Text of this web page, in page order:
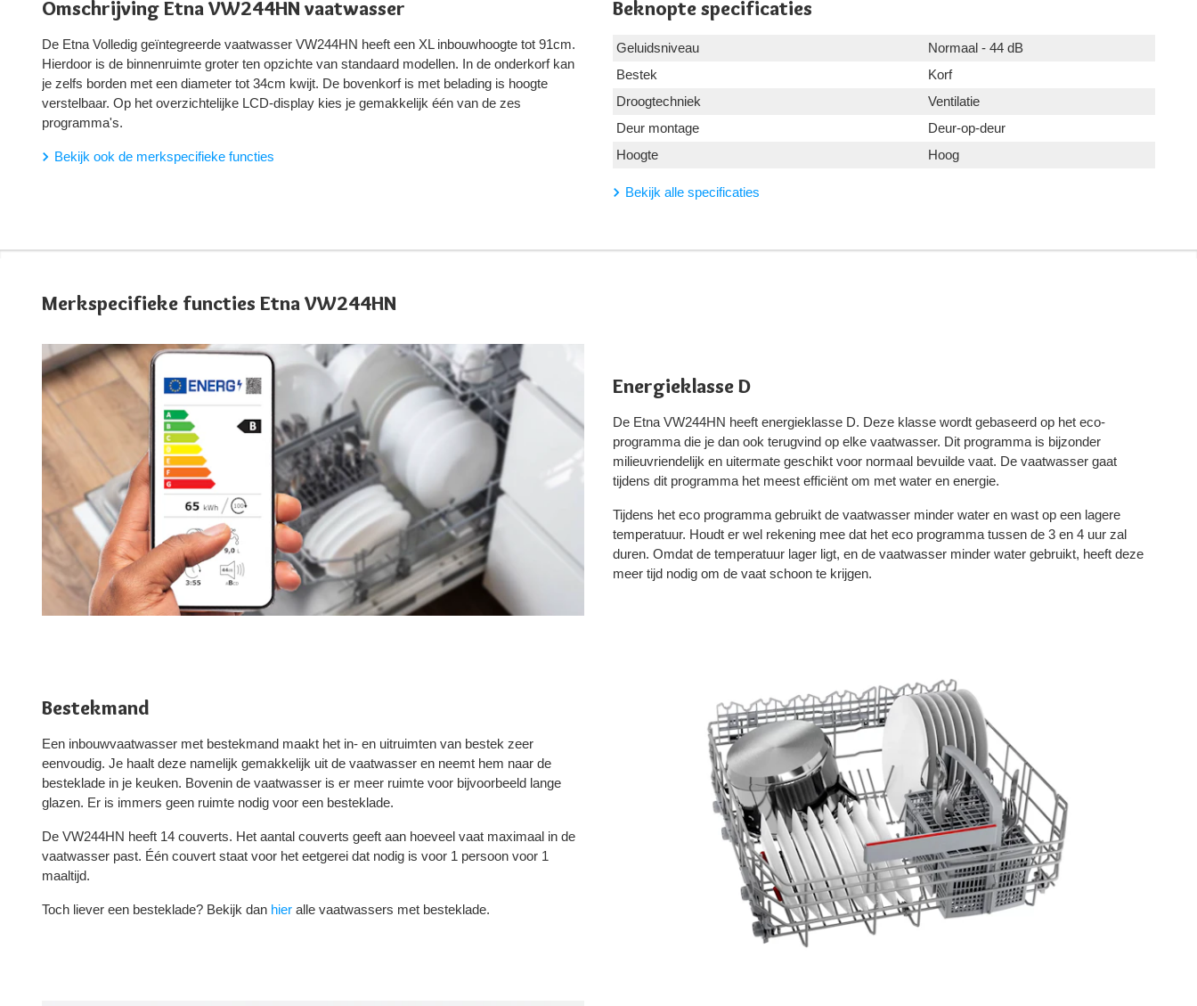
Omschrijving Etna VW244HN vaatwasser
De Etna Volledig geïntegreerde vaatwasser VW244HN heeft een XL inbouwhoogte tot 91cm.
Hierdoor is de binnenruimte groter ten opzichte van standaard modellen. In de onderkorf kan
je zelfs borden met een diameter tot 34cm kwijt. De bovenkorf is met belading is hoogte
verstelbaar. Op het overzichtelijke LCD-display kies je gemakkelijk één van de zes
programma's.
Bekijk ook de merkspecifieke functies
Beknopte specificaties
Geluidsniveau
Normaal - 44 dB
Bestek
Korf
Droogtechniek
Ventilatie
Deur montage
Deur-op-deur
Hoogte
Hoog
Bekijk alle specificaties
Merkspecifieke functies Etna VW244HN
Energieklasse D
De Etna VW244HN heeft energieklasse D. Deze klasse wordt gebaseerd op het eco-
programma die je dan ook terugvind op elke vaatwasser. Dit programma is bijzonder
milieuvriendelijk en uitermate geschikt voor normaal bevuilde vaat. De vaatwasser gaat
tijdens dit programma het meest efficiënt om met water en energie.
Tijdens het eco programma gebruikt de vaatwasser minder water en wast op een lagere
temperatuur. Houdt er wel rekening mee dat het eco programma tussen de 3 en 4 uur zal
duren. Omdat de temperatuur lager ligt, en de vaatwasser minder water gebruikt, heeft deze
meer tijd nodig om de vaat schoon te krijgen.
Bestekmand
Een inbouwvaatwasser met bestekmand maakt het in- en uitruimten van bestek zeer
eenvoudig. Je haalt deze namelijk gemakkelijk uit de vaatwasser en neemt hem naar de
besteklade in je keuken. Bovenin de vaatwasser is er meer ruimte voor bijvoorbeeld lange
glazen. Er is immers geen ruimte nodig voor een besteklade.
De VW244HN heeft 14 couverts. Het aantal couverts geeft aan hoeveel vaat maximaal in de
vaatwasser past. Één couvert staat voor het eetgerei dat nodig is voor 1 persoon voor 1
maaltijd.
Toch liever een besteklade? Bekijk dan hier alle vaatwassers met besteklade.